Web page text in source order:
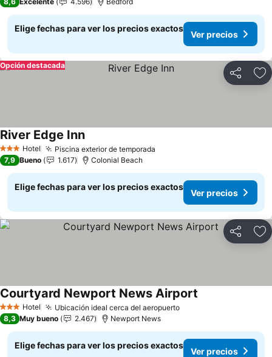
Elige fechas para ver los precios exactos
Ver precios
Compartir
Opción destacada
3 Estrellas
Hotel Piscina exterior de temporada
River Edge Inn
7,9 Bueno 1.617 Colonial Beach
Elige fechas para ver los precios exactos
Ver precios
Compartir
3 Estrellas
Hotel Ubicación ideal cerca del aeropuerto
Courtyard Newport News Airport
8,3 Muy bueno 2.467 Newport News
Elige fechas para ver los precios exactos
Ver precios